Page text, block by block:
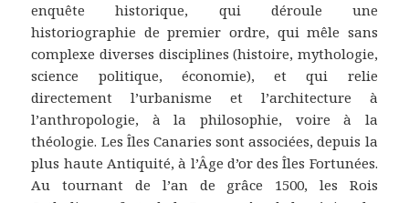
enquête historique, qui déroule une
historiographie de premier ordre, qui mêle sans
complexe diverses disciplines (histoire, mythologie,
science politique, économie), et qui relie
directement l’urbanisme et l’architecture à
l’anthropologie, à la philosophie, voire à la
théologie. Les Îles Canaries sont associées, depuis la
plus haute Antiquité, à l’Âge d’or des Îles Fortunées.
Au tournant de l’an de grâce 1500, les Rois